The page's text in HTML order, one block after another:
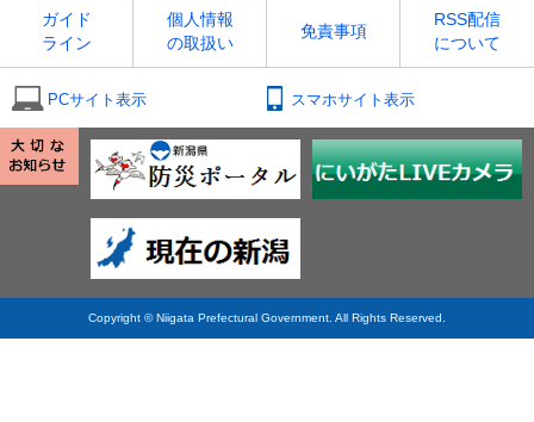
ガイド
ライン
個人情報
の取扱い
免責事項
RSS配信
について
PCサイト表示 スマホサイト表示
Copyright © Niigata Prefectural Government. All Rights Reserved.